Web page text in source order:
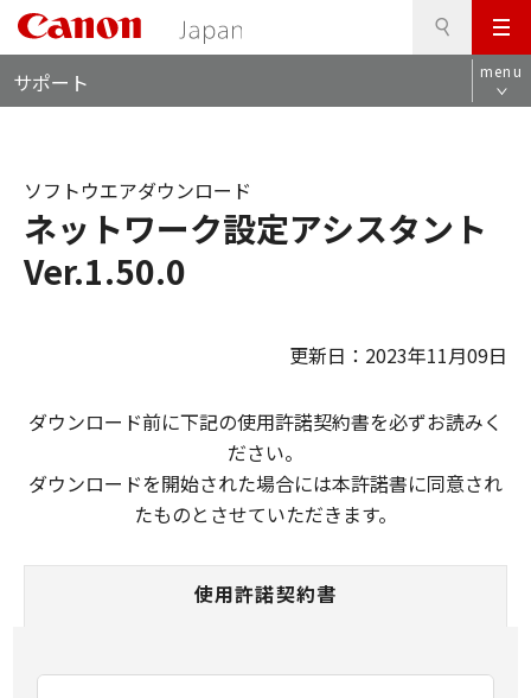
メ
ニ
ュ
サポート menu
ネットワーク設定アシスタント
Ver.1.50.0
ソフトウエアダウンロード
更新日：2023年11月09日
ダウンロード前に下記の使用許諾契約書を必ずお読みく
ださい。
ダウンロードを開始された場合には本許諾書に同意され
たものとさせていただきます。
使用許諾契約書